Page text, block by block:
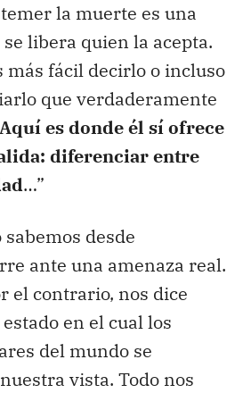
la muerte es una
libera quien la acepta.
más fácil decirlo o incluso
que verdaderamente
Aquí es donde él sí ofrece
diferenciar entre
…”
desde
ante una amenaza real.
el contrario, nos dice
en el cual los
del mundo se
vista. Todo nos